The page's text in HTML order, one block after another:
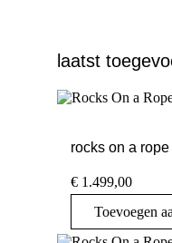
laatst
rocks on a
€ 1.499,00
Toevoegen